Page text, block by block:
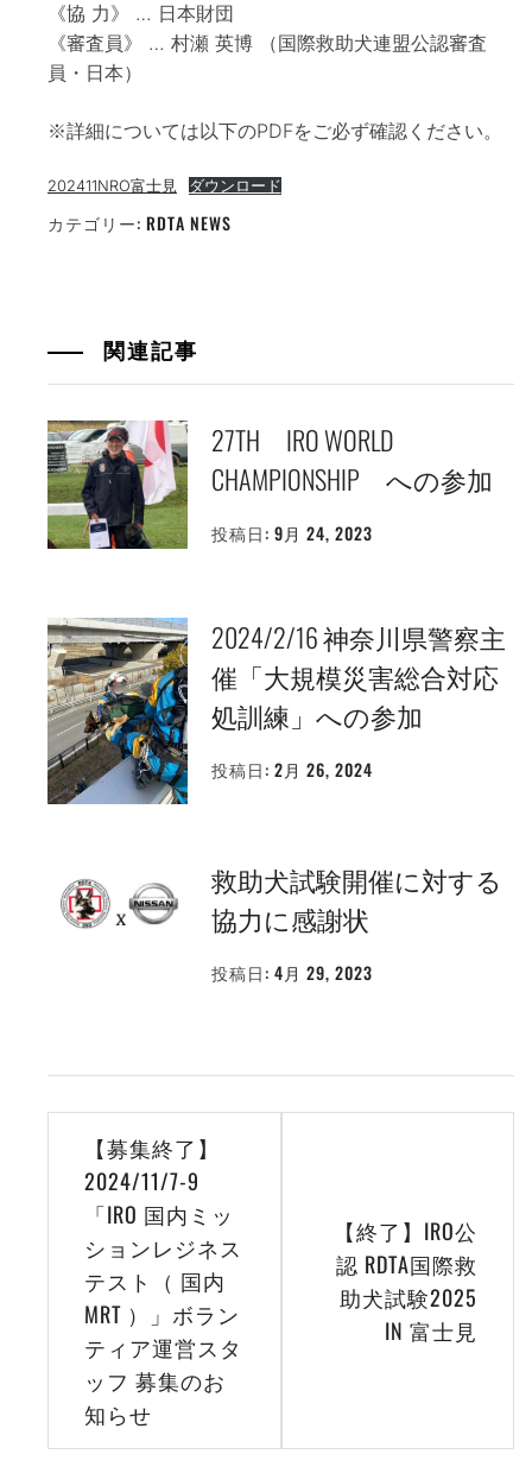
《協 力》 … 日本財団
《審査員》 … 村瀬 英博 （国際救助犬連盟公認審査
員・日本）
※詳細については以下のPDFをご必ず確認ください。
202411NRO富士見 ダウンロード
カテゴリー: RDTA NEWS
関連記事
27TH IRO WORLD
CHAMPIONSHIP への参加
投稿日: 9月 24, 2023
2024/2/16 神奈川県警察主
催「大規模災害総合対応
処訓練」への参加
投稿日: 2月 26, 2024
救助犬試験開催に対する
協力に感謝状
投稿日: 4月 29, 2023
ョ
【募集終了】
2024/11/7-9
「IRO 国内ミッ
ションレジネス
テスト（ 国内
MRT ）」ボラン
ティア運営スタ
ッフ 募集のお
知らせ
【終了】IRO公
認 RDTA国際救
助犬試験2025
IN 富士見